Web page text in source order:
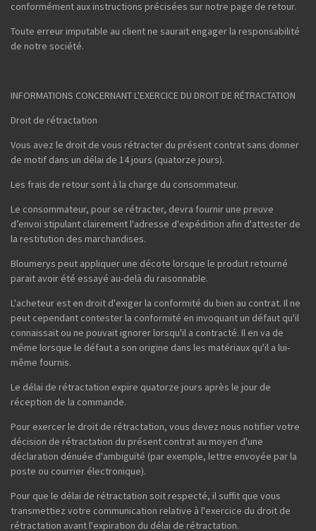
conformément aux instructions précisées sur notre page de retour.
Toute erreur imputable au client ne saurait engager la responsabilité
de notre société.
INFORMATIONS CONCERNANT L'EXERCICE DU DROIT DE RÉTRACTATION
Droit de rétractation
Vous avez le droit de vous rétracter du présent contrat sans donner
de motif dans un délai de 14 jours (quatorze jours).
Les frais de retour sont à la charge du consommateur.
Le consommateur, pour se rétracter, devra fournir une preuve
d’envoi stipulant clairement l'adresse d'expédition afin d'attester de
la restitution des marchandises.
Bloumerys peut appliquer une décote lorsque le produit retourné
parait avoir été essayé au-delà du raisonnable.
L'acheteur est en droit d'exiger la conformité du bien au contrat. Il ne
peut cependant contester la conformité en invoquant un défaut qu'il
connaissait ou ne pouvait ignorer lorsqu'il a contracté. Il en va de
même lorsque le défaut a son origine dans les matériaux qu'il a lui-
même fournis.
Le délai de rétractation expire quatorze jours après le jour de
réception de la commande.
Pour exercer le droit de rétractation, vous devez nous notifier votre
décision de rétractation du présent contrat au moyen d'une
déclaration dénuée d'ambiguïté (par exemple, lettre envoyée par la
poste ou courrier électronique).
Pour que le délai de rétractation soit respecté, il suffit que vous
transmettiez votre communication relative à l'exercice du droit de
rétractation avant l'expiration du délai de rétractation.